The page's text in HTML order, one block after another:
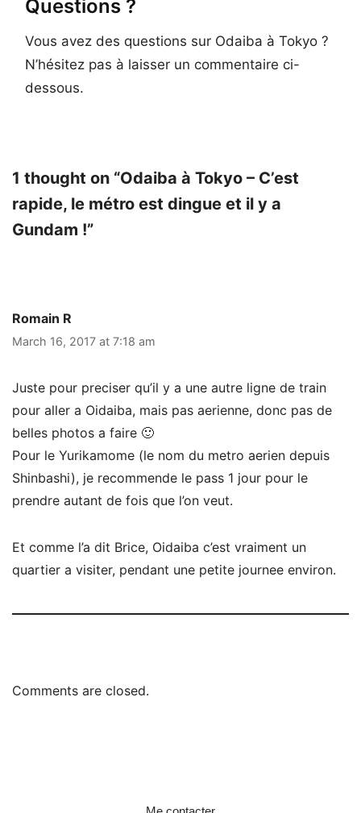
Questions ?
Vous avez des questions sur Odaiba à Tokyo ?
N’hésitez pas à laisser un commentaire ci-
dessous.
1 thought on “Odaiba à Tokyo – C’est
rapide, le métro est dingue et il y a
Gundam !”
Romain R
March 16, 2017 at 7:18 am
Juste pour preciser qu’il y a une autre ligne de train
pour aller a Oidaiba, mais pas aerienne, donc pas de
belles photos a faire 🙂
Pour le Yurikamome (le nom du metro aerien depuis
Shinbashi), je recommende le pass 1 jour pour le
prendre autant de fois que l’on veut.
Et comme l’a dit Brice, Oidaiba c’est vraiment un
quartier a visiter, pendant une petite journee environ.
Comments are closed.